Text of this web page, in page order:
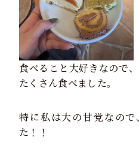
食べること大好きなので
たくさん食べました。
特に私は大の甘党なの
た！！